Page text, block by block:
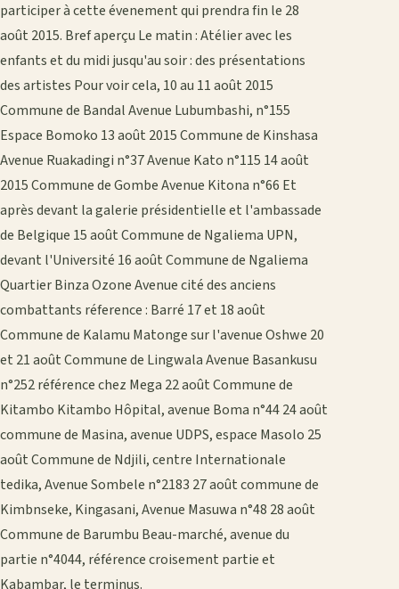
participer à cette évenement qui prendra fin le 28
août 2015. Bref aperçu Le matin : Atélier avec les
enfants et du midi jusqu'au soir : des présentations
des artistes Pour voir cela, 10 au 11 août 2015
Commune de Bandal Avenue Lubumbashi, n°155
Espace Bomoko 13 août 2015 Commune de Kinshasa
Avenue Ruakadingi n°37 Avenue Kato n°115 14 août
2015 Commune de Gombe Avenue Kitona n°66 Et
après devant la galerie présidentielle et l'ambassade
de Belgique 15 août Commune de Ngaliema UPN,
devant l'Université 16 août Commune de Ngaliema
Quartier Binza Ozone Avenue cité des anciens
combattants réference : Barré 17 et 18 août
Commune de Kalamu Matonge sur l'avenue Oshwe 20
et 21 août Commune de Lingwala Avenue Basankusu
n°252 référence chez Mega 22 août Commune de
Kitambo Kitambo Hôpital, avenue Boma n°44 24 août
commune de Masina, avenue UDPS, espace Masolo 25
août Commune de Ndjili, centre Internationale
tedika, Avenue Sombele n°2183 27 août commune de
Kimbnseke, Kingasani, Avenue Masuwa n°48 28 août
Commune de Barumbu Beau-marché, avenue du
partie n°4044, référence croisement partie et
Kabambar, le terminus.